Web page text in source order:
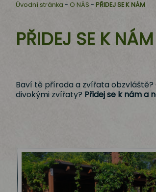
Úvodní stránka - O NÁS - PŘIDEJ SE K NÁM
PŘIDEJ SE K NÁM
Baví tě příroda a zvířata
divokými zvířaty? Přidej se k nám a